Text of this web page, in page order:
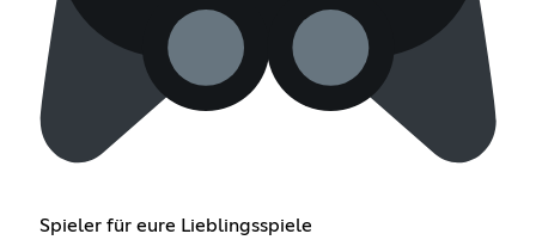
Spieler für eure Lieblingsspiele